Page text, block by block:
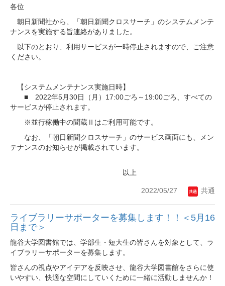
各位
朝日新聞社から、「朝日新聞クロスサーチ」のシステムメンテ
ナンスを実施する旨連絡がありました。
以下のとおり、利用サービスが一時停止されますので、ご注意
ください。
【システムメンテナンス実施日時】
■ 2022年5月30日（月）17:00ごろ～19:00ごろ、すべての
サービスが停止されます。
※並行稼働中の聞蔵Ⅱはご利用可能です。
なお、「朝日新聞クロスサーチ」のサービス画面にも、メン
テナンスのお知らせが掲載されています。
以上
2022/05/27 共通
ライブラリーサポーターを募集します！！＜5月16
日まで＞
龍谷大学図書館では、学部生・短大生の皆さんを対象として、ラ
イブラリーサポーターを募集します。
皆さんの視点やアイデアを反映させ、龍谷大学図書館をさらに使
いやすい、快適な空間にしていくために一緒に活動しませんか！